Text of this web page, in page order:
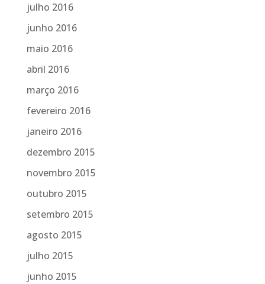
julho 2016
junho 2016
maio 2016
abril 2016
março 2016
fevereiro 2016
janeiro 2016
dezembro 2015
novembro 2015
outubro 2015
setembro 2015
agosto 2015
julho 2015
junho 2015